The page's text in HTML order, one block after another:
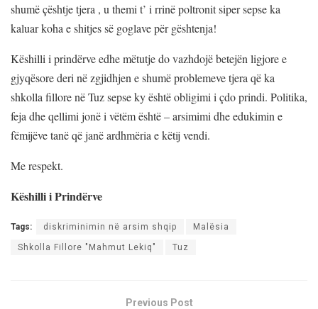
shumë çështje tjera , u themi t’ i rrinë poltronit siper sepse ka
kaluar koha e shitjes së goglave për gështenja!
Këshilli i prindërve edhe mëtutje do vazhdojë betejën ligjore e
gjyqësore deri në zgjidhjen e shumë problemeve tjera që ka
shkolla fillore në Tuz sepse ky është obligimi i çdo prindi. Politika,
feja dhe qellimi jonë i vëtëm është – arsimimi dhe edukimin e
fëmijëve tanë që janë ardhmëria e këtij vendi.
Me respekt.
Këshilli i Prindërve
Tags: diskriminimin në arsim shqip Malësia
Shkolla Fillore "Mahmut Lekiq" Tuz
Previous Post